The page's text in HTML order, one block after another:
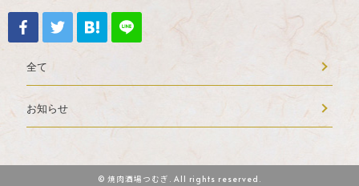
全て
お知らせ
© 焼肉酒場つむぎ. All rights reserved.